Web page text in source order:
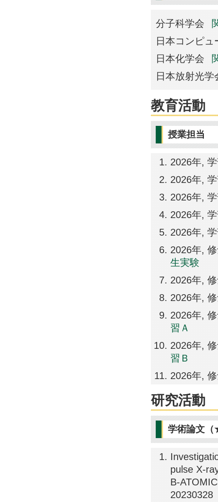
分子科学会
日本コンピュ
日本化学会
日本放射光学
教育活動
授業担当
2026年,
2026年,
2026年,
2026年,
2026年,
2026年,
生実験
2026年,
2026年,
2026年,
習Ａ
2026年,
習Ｂ
2026年,
研究活動
学術論文
pulse X-
B-
20230328